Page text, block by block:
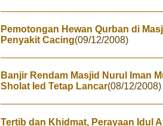
Pemotongan Hewan Qurban di
Penyakit Cacing(09/12/2008)
Banjir Rendam Masjid Nurul Iman
Sholat Ied Tetap Lancar(08/12/2008)
Tertib dan Khidmat, Perayaan Idul